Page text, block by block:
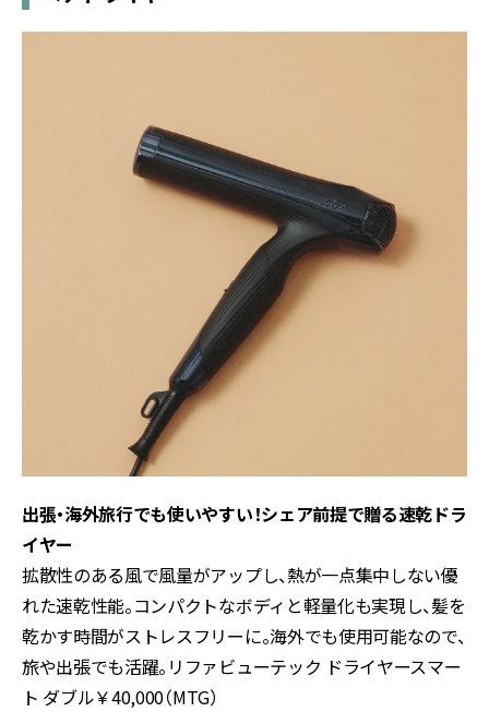
出張・海外旅行でも使いやすい！シェア前提で贈る速乾ドラ
イヤー
拡散性のある風で風量がアップし、熱が一点集中しない優
れた速乾性能。コンパクトなボディと軽量化も実現し、髪を
乾かす時間がストレスフリーに。海外でも使用可能なので、
旅や出張でも活躍。リファビューテック ドライヤースマー
ト ダブル￥40,000（MTG）